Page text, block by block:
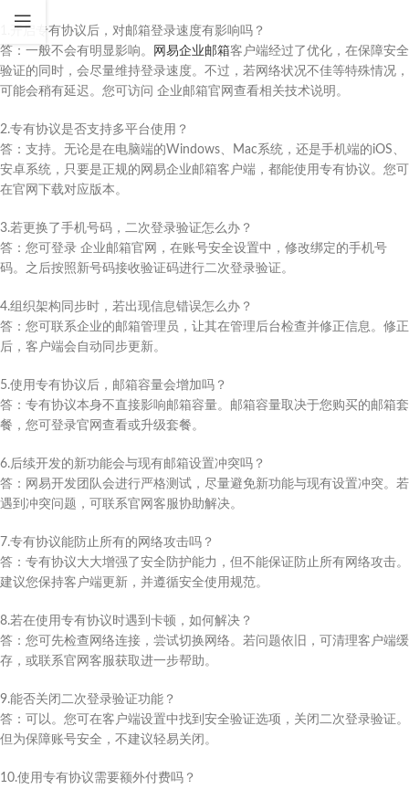
1.开启专有协议后，对邮箱登录速度有影响吗？
答：一般不会有明显影响。
网易企业邮箱客户端经过了优化，在保障安全
验证的同时，会尽量维持登录速度。不过，若网络状况不佳等特殊情况，
可能会稍有延迟。您可访问 企业邮箱官网查看相关技术说明。
2.专有协议是否支持多平台使用？
答：支持。无论是在电脑端的Windows、Mac系统，还是手机端的iOS、
安卓系统，只要是正规的网易企业邮箱客户端，都能使用专有协议。您可
在官网下载对应版本。
3.若更换了手机号码，二次登录验证怎么办？
答：您可登录 企业邮箱官网，在账号安全设置中，修改绑定的手机号
码。之后按照新号码接收验证码进行二次登录验证。
4.组织架构同步时，若出现信息错误怎么办？
答：您可联系企业的邮箱管理员，让其在管理后台检查并修正信息。修正
后，客户端会自动同步更新。
5.使用专有协议后，邮箱容量会增加吗？
答：专有协议本身不直接影响邮箱容量。邮箱容量取决于您购买的邮箱套
餐，您可登录官网查看或升级套餐。
6.后续开发的新功能会与现有邮箱设置冲突吗？
答：网易开发团队会进行严格测试，尽量避免新功能与现有设置冲突。若
遇到冲突问题，可联系官网客服协助解决。
7.专有协议能防止所有的网络攻击吗？
答：专有协议大大增强了安全防护能力，但不能保证防止所有网络攻击。
建议您保持客户端更新，并遵循安全使用规范。
8.若在使用专有协议时遇到卡顿，如何解决？
答：您可先检查网络连接，尝试切换网络。若问题依旧，可清理客户端缓
存，或联系官网客服获取进一步帮助。
9.能否关闭二次登录验证功能？
答：可以。您可在客户端设置中找到安全验证选项，关闭二次登录验证。
但为保障账号安全，不建议轻易关闭。
10.使用专有协议需要额外付费吗？